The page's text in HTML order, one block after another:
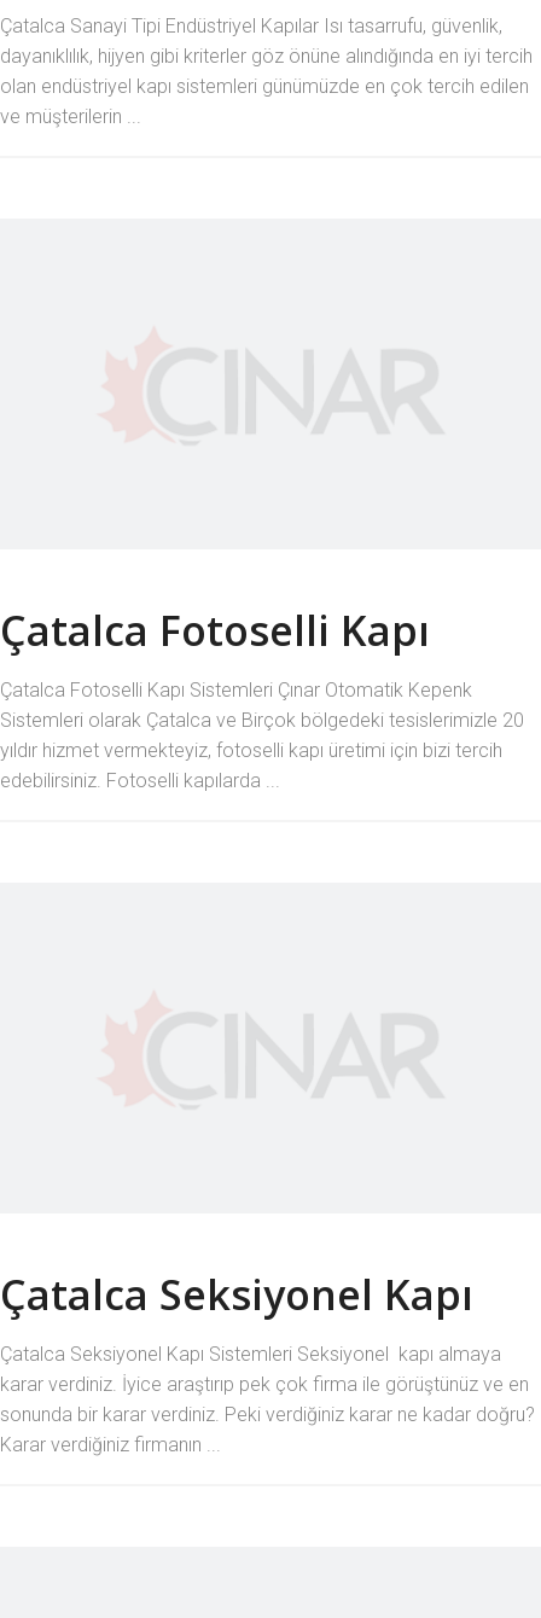
Çatalca Sanayi Tipi Endüstriyel Kapılar Isı tasarrufu, güvenlik,
dayanıklılık, hijyen gibi kriterler göz önüne alındığında en iyi tercih
olan endüstriyel kapı sistemleri günümüzde en çok tercih edilen
ve müşterilerin ...
Çatalca Fotoselli Kapı
Çatalca Fotoselli Kapı Sistemleri Çınar Otomatik Kepenk
Sistemleri olarak Çatalca ve Birçok bölgedeki tesislerimizle 20
yıldır hizmet vermekteyiz, fotoselli kapı üretimi için bizi tercih
edebilirsiniz. Fotoselli kapılarda ...
Çatalca Seksiyonel Kapı
Çatalca Seksiyonel Kapı Sistemleri Seksiyonel kapı almaya
karar verdiniz. İyice araştırıp pek çok firma ile görüştünüz ve en
sonunda bir karar verdiniz. Peki verdiğiniz karar ne kadar doğru?
Karar verdiğiniz firmanın ...